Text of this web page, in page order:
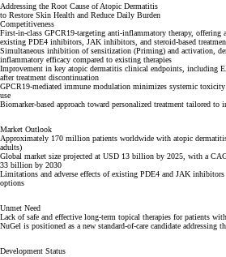
Addressing the Root Cause of Atopic Dermatitis
to Restore Skin Health and Reduce Daily Burden
Competitiveness
First-in-class GPCR19-targeting anti-inflammatory therapy, offering
existing PDE4 inhibitors, JAK inhibitors, and steroid-based
Simultaneous inhibition of sensitization (Priming) and activation,
inflammatory efficacy compared to existing therapies
Improvement in key atopic dermatitis clinical endpoints, including
after treatment discontinuation
GPCR19-mediated immune modulation minimizes systemic toxicity
use
Biomarker-based approach toward personalized treatment tailored to
Market Outlook
Approximately 170 million patients worldwide with atopic
adults)
Global market size projected at USD 13 billion by 2025, with a
33 billion by 2030
Limitations and adverse effects of existing PDE4 and JAK
options
Unmet Need
Lack of safe and effective long-term topical therapies for patients
NuGel is positioned as a new standard-of-care candidate addressing
Development Status